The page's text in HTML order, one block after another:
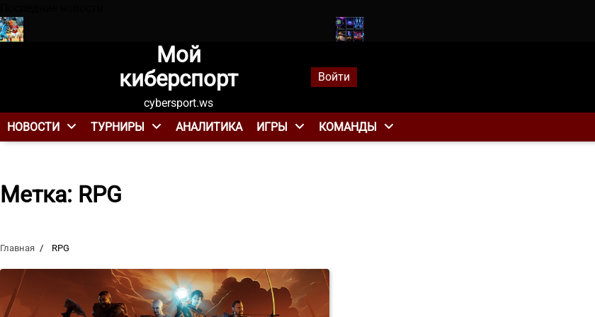
к
содержанию
завоевал Суперкубок России в 10-й раз, обыграв Спартак
Мой
киберспорт
cybersport.ws
Войти
НОВОСТИ ТУРНИРЫ АНАЛИТИКА ИГРЫ КОМАНДЫ
Метка: RPG
Главная RPG